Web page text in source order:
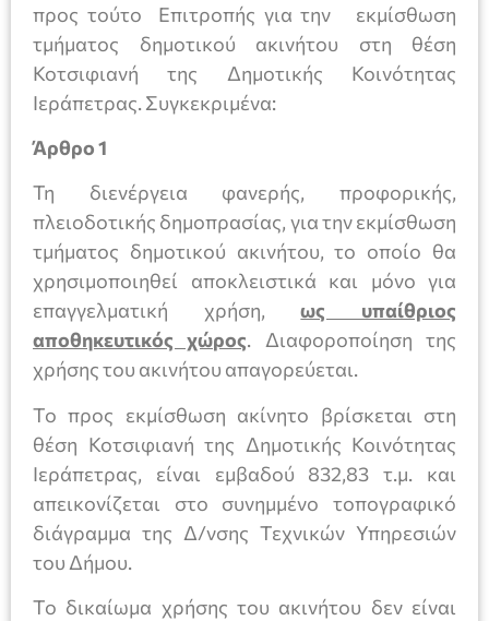
προς τούτο Επιτροπής για την εκμίσθωση
τμήματος δημοτικού ακινήτου στη θέση
Κοτσιφιανή της Δημοτικής Κοινότητας
Ιεράπετρας. Συγκεκριμένα:
Άρθρο 1
Τη διενέργεια φανερής, προφορικής,
πλειοδοτικής δημοπρασίας, για την εκμίσθωση
τμήματος δημοτικού ακινήτου, το οποίο θα
χρησιμοποιηθεί αποκλειστικά και μόνο για
επαγγελματική χρήση,ως υπαίθριος
αποθηκευτικός χώρος. Διαφοροποίηση της
χρήσης του ακινήτου απαγορεύεται.
Το προς εκμίσθωση ακίνητο βρίσκεται στη
θέση Κοτσιφιανή της Δημοτικής Κοινότητας
Ιεράπετρας, είναι εμβαδού 832,83 τ.μ. και
απεικονίζεται στο συνημμένο τοπογραφικό
διάγραμμα της Δ/νσης Τεχνικών Υπηρεσιών
του Δήμου.
Το δικαίωμα χρήσης του ακινήτου δεν είναι